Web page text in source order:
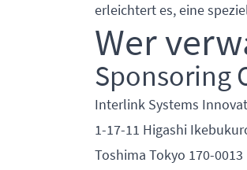
erleichtert es, eine
Wer
Sponsoring
Interlink Systems
1-17-11 Higashi
Toshima Tokyo 170-0013